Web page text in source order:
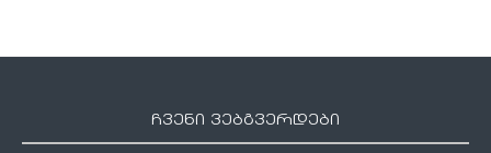
ჩვენი ვებგვერდები